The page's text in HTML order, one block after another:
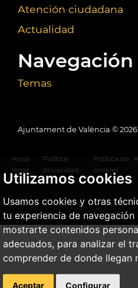
Utilizamos cookies
Usamos cookies y otras
tu experiencia de navegación
mostrarte contenidos
adecuados, para analizar el
comprender de donde llegan
Aceptar Configurar
Atención ciudadana
Actualidad
Navegación
Temas
Ajuntament de València © 2026
Aviso
legal
Política
privacidad
Política de
cookies